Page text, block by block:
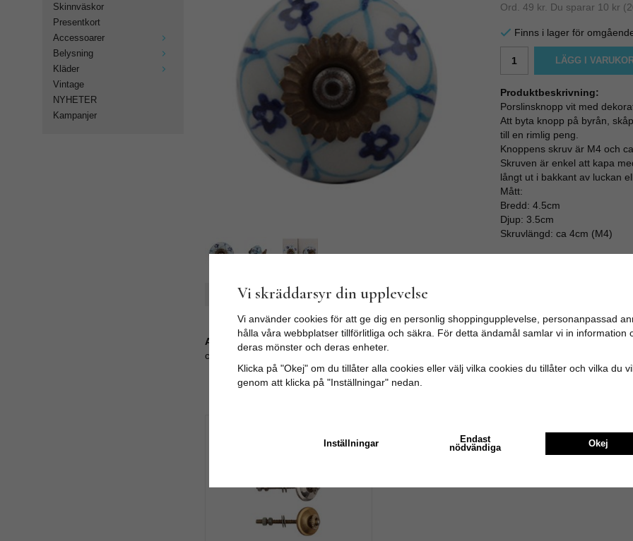
Skinnväskor
Presentkort
Accessoarer
Belysning
Kläder
Vintage
NYHETER
Kampanjer
Ord. 49 kr. Du sparar 10 kr (
Finns i lager för
LÄGG I
Produktbeskrivning:
Porslinsknopp vit med
Att byta knopp på byrån,
till en rimlig peng.
Knoppens skruv är M4 och
Skruven är enkel att kapa
långt ut i bakkant av luckan
Mått:
Bredd: 4.5cm
Djup: 3.5cm
Skruvlängd: ca 4cm (M4)
Spara som favorit
Artikelnummer:
ck-1623
Vi skräddarsyr din upplevelse
Vi använder cookies för att ge dig en personlig shoppingupplevelse, personanpassad
hålla våra webbplatser tillförlitliga och säkra. För detta ändamål samlar vi in information
deras mönster och deras enheter.
Klicka på "Okej" om du tillåter alla cookies eller välj vilka cookies du tillåter och vilka du
genom att klicka på "Inställningar" nedan.
Inställningar
Endast
nödvändiga
Okej